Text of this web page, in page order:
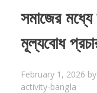
সমাজের
মূল্যবোধ
February 1, 2026 by
activity-bangla